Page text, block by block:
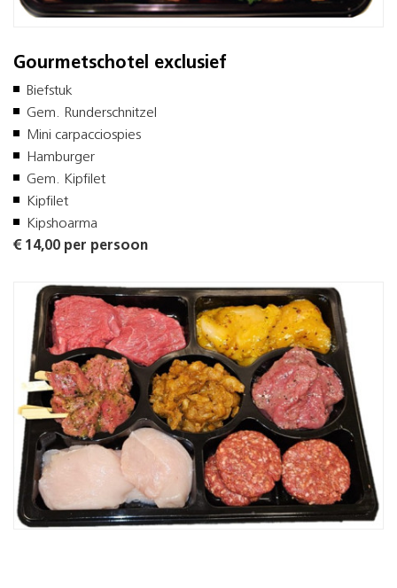
Gourmetschotel exclusief
Biefstuk
Gem. Runderschnitzel
Mini carpacciospies
Hamburger
Gem. Kipfilet
Kipfilet
Kipshoarma
€ 14,00 per persoon